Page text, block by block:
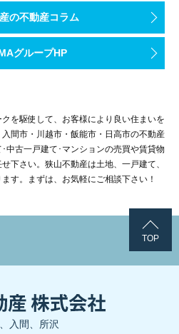
の不動産コラム
グループHP
を駆使して、お客様により良い住まいを
間市・川越市・飯能市・日高市の不動産
中古一戸建て･マンションの売買や賃貸物
下さい。狭山不動産は土地、一戸建て、
す。まずは、お気軽にご相談下さい！
TOP
入間、所沢